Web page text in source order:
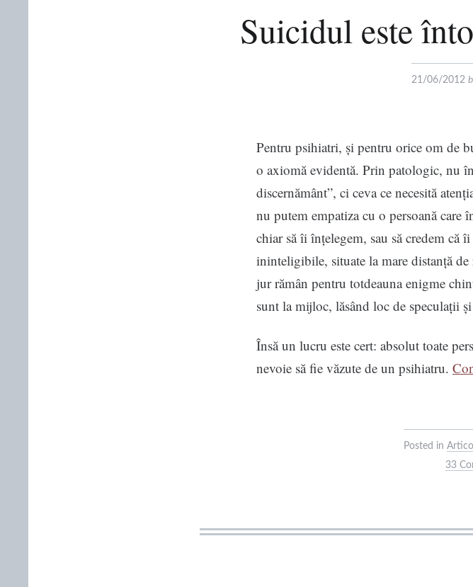
Suicidul este
21/06/2012
Pentru psihiatri, și pentru orice om de
o axiomă evidentă. Prin patologic, nu
discernământ”, ci ceva ce necesită
nu putem empatiza cu o persoană care
chiar să îi înțelegem, sau să credem
ininteligibile, situate la mare distanță
jur rămân pentru totdeauna enigme
sunt la mijloc, lăsând loc de speculații
Însă un lucru este cert: absolut toate
nevoie să fie văzute de un psihiatru.
Posted in
33